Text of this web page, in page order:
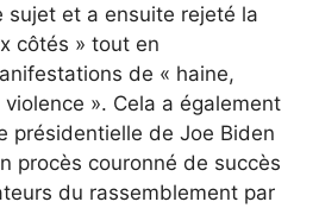
sujet et a ensuite rejeté la
côtés » tout en
de « haine,
violence ». Cela a également
présidentielle de Joe Biden
procès couronné de succès
du rassemblement par